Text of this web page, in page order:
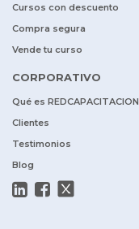
Cursos con descuento
Compra segura
Vende tu curso
CORPORATIVO
Qué es REDCAPACITACION
Clientes
Testimonios
Blog